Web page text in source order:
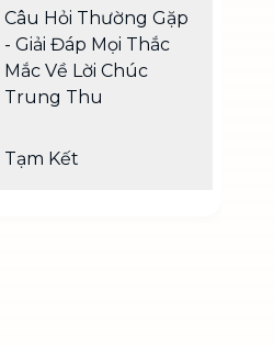
Câu Hỏi Thường Gặp
- Giải Đáp Mọi Thắc
Mắc Về Lời Chúc
Trung Thu
Tạm Kết